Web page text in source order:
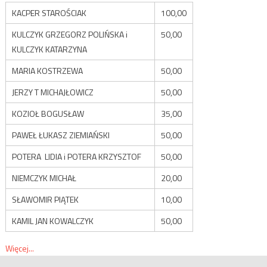
KACPER STAROŚCIAK
100,00
KULCZYK GRZEGORZ POLIŃSKA i
KULCZYK KATARZYNA
50,00
MARIA KOSTRZEWA
50,00
JERZY T MICHAJŁOWICZ
50,00
KOZIOŁ BOGUSŁAW
35,00
PAWEŁ ŁUKASZ ZIEMIAŃSKI
50,00
POTERA LIDIA i POTERA KRZYSZTOF
50,00
NIEMCZYK MICHAŁ
20,00
SŁAWOMIR PIĄTEK
10,00
KAMIL JAN KOWALCZYK
50,00
Więcej...